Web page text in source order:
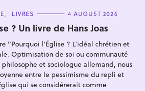
LIVRES 4 AUGUST 2026
? Un livre de Hans Joas
"Pourquoi l'Église ? L’idéal chrétien et
Optimisation de soi ou communauté
et sociologue allemand, nous
entre le pessimisme du repli et
qui se considérerait comme